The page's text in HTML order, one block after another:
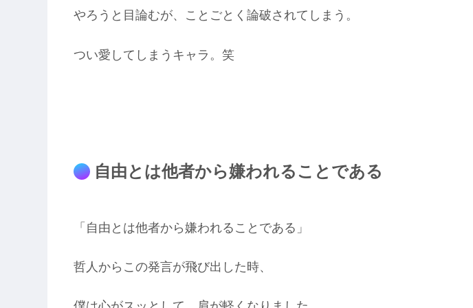
やろうと目論むが、ことごとく論破されてしまう。
つい愛してしまうキャラ。笑
自由とは他者から嫌われることである
「自由とは他者から嫌われることである」
哲人からこの発言が飛び出した時、